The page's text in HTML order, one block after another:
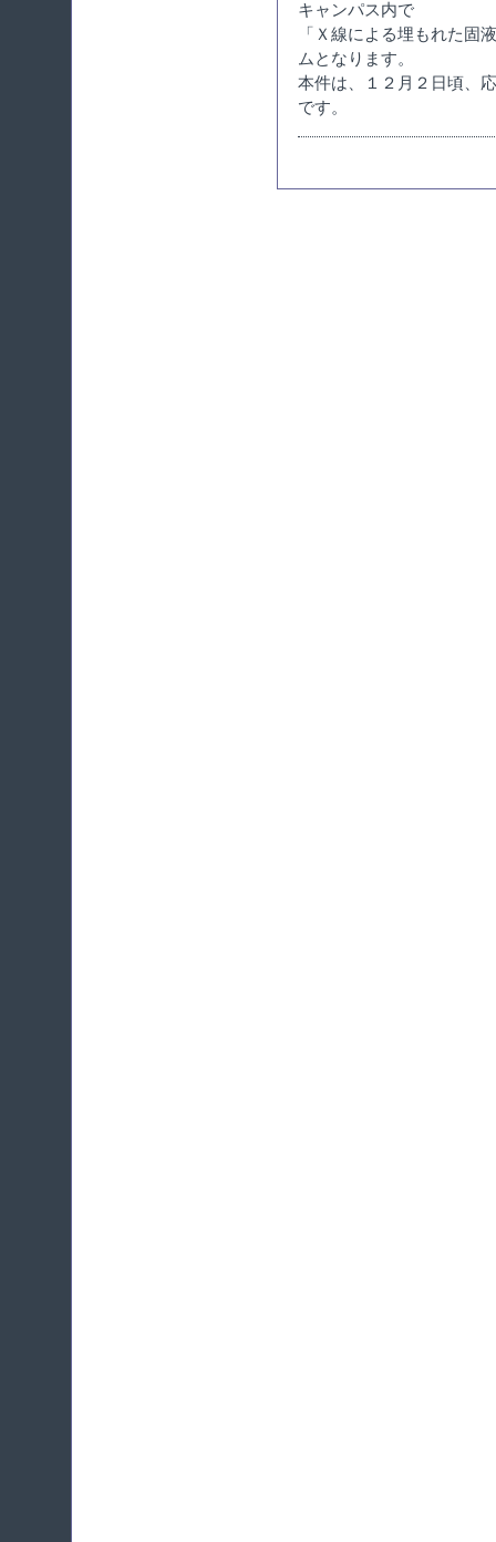
キャンパス内で
「Ｘ線による埋もれた固
ムとなります。
本件は、１２月２日頃、
です。